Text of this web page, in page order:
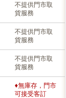
不提供門市取
貨服務
不提供門市取
貨服務
不提供門市取
貨服務
♦無庫存，門市
可接受客訂